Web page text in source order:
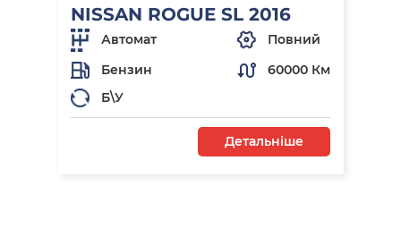
NISSAN ROGUE SL 2016
Автомат
Повний
Бензин
60000 Км
Б\У
Детальніше